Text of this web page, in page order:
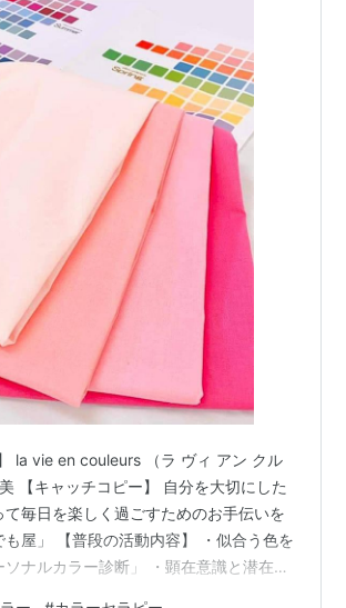
la vie en couleurs （ラ ヴィ アン クル
【キャッチコピー】 自分を大切にした
て毎日を楽しく過ごすためのお手伝いを
も屋」 【普段の活動内容】 ・似合う色を
ナルカラー診断」 ・顕在意識と潜在意